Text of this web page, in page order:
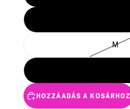
M
HOZZÁADÁS A KOSÁRHOZ